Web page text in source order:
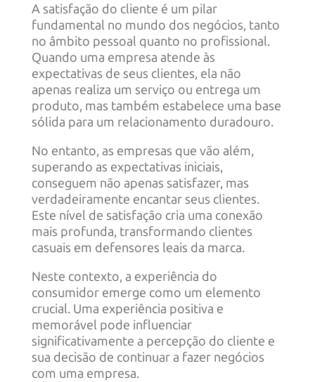
A satisfação do cliente é um pilar
fundamental no mundo dos negócios, tanto
no âmbito pessoal quanto no profissional.
Quando uma empresa atende às
expectativas de seus clientes, ela não
apenas realiza um serviço ou entrega um
produto, mas também estabelece uma base
sólida para um relacionamento duradouro.
No entanto, as empresas que vão além,
superando as expectativas iniciais,
conseguem não apenas satisfazer, mas
verdadeiramente encantar seus clientes.
Este nível de satisfação cria uma conexão
mais profunda, transformando clientes
casuais em defensores leais da marca.
Neste contexto, a experiência do
consumidor emerge como um elemento
crucial. Uma experiência positiva e
memorável pode influenciar
significativamente a percepção do cliente e
sua decisão de continuar a fazer negócios
com uma empresa.